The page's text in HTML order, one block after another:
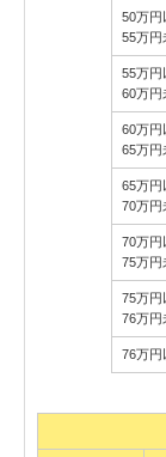
50万円
55万円
55万円
60万円
60万円
65万円
65万円
70万円
70万円
75万円
75万円
76万円
76万円